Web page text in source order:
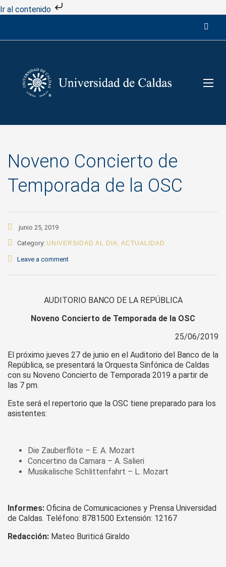
Ir al contenido
Noveno Concierto de
Temporada de la OSC
junio 25, 2019
Category: UNIVERSIDAD AL DÍA, ACTUALIDAD
Leave a comment
AUDITORIO BANCO DE LA REPÚBLICA
Noveno Concierto de Temporada de la OSC
25/06/2019
El próximo jueves 27 de junio en el Auditorio del Banco de la
República, se presentará la Orquesta Sinfónica de Caldas
con su Noveno Concierto de Temporada 2019 a partir de
las 7 pm.
Este será el repertorio que la OSC tiene preparado para los
asistentes:
Die Zauberflöte – E. A. Mozart
Concertino da Camara – A. Salieri
Musikalische Schlittenfahrt – L. Mozart
Informes: Oficina de Comunicaciones y Prensa Universidad
de Caldas. Teléfono: 8781500 Extensión: 12167
Redacción: Mateo Buriticá Giraldo